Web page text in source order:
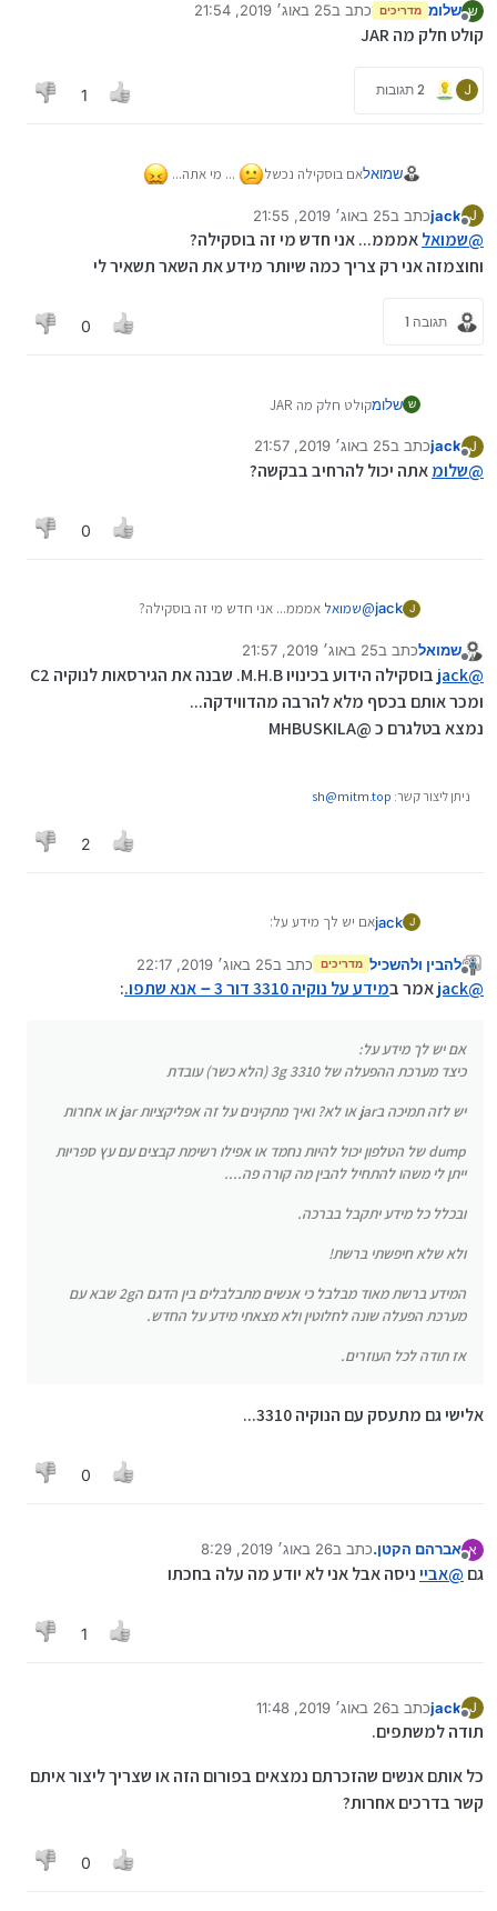
ש
מנותק
שלומ מדריכים כתב ב25 באוג׳ 2019, 21:54
נערך לאחרונה על ידי
קולט חלק מה JAR
J 2 תגובות 1
שמואלאם בוסקילה נכשל ... מי אתה...
J
jackכתב ב25 באוג׳ 2019, 21:55
נערך לאחרונה על ידי
@שמואלאמממ... אני חדש מי זה בוסקילה?
וחוצמזה אני רק צריך כמה שיותר מידע את השאר תשאיר לי
תגובה 1 0
ש שלומקולט חלק מה JAR
J
מנותק
jackכתב ב25 באוג׳ 2019, 21:57
נערך לאחרונה על ידי
@שלומאתה יכול להרחיב בבקשה?
0
J
jack
@שמואל אמממ... אני חדש מי זה בוסקילה?
מנותק
שמואלכתב ב25 באוג׳ 2019, 21:57
נערך לאחרונה על ידי שמואל
@
jack
בוסקילה הידוע בכינויו M.H.B. שבנה את הגירסאות לנוקיה C2
ומכר אותם בכסף מלא להרבה מהדווידקה...
נמצא בטלגרם כ @MHBUSKILA
ניתן ליצור קשר: sh@mitm.top
2
J
jackאם יש לך מידע על:
או אחרות
ובכלל כל מידע יתקבל בברכה.
שבא עם מערכת הפעלה שונה לחלוטין ולא מצאתי מידע על
החדש.
אז תודה לכל העוזרים.
מנותק
להבין ולהשכיל מדריכים כתב ב25 באוג׳ 2019, 22:17
נערך לאחרונה על ידי
@
jackאמר במידע על נוקיה 3310 דור 3－אנא שתפו. :
אם יש לך מידע על:
כיצד מערכת ההפעלה של 3310 3g (הלא כשר) עובדת
יש לזה תמיכה בjar או לא? ואיך מתקינים על זה אפליקציות jar או אחרות
dump של הטלפון יכול להיות נחמד או אפילו רשימת קבצים עם עץ ספריות
ייתן לי משהו להתחיל להבין מה קורה פה....
ובכלל כל מידע יתקבל בברכה.
ולא שלא חיפשתי ברשת!
המידע ברשת מאוד מבלבל כי אנשים מתבלבלים בין הדגם ה2g שבא עם
מערכת הפעלה שונה לחלוטין ולא מצאתי מידע על החדש.
אז תודה לכל העוזרים.
אלישי גם מתעסק עם הנוקיה 3310...
0
א
מנותק
אברהם הקטן.כתב ב26 באוג׳ 2019, 8:29
נערך לאחרונה על ידי אברהם הקטן.
גם @אבייניסה אבל אני לא יודע מה עלה בחכתו
1
J
מנותק
jackכתב ב26 באוג׳ 2019, 11:48
נערך לאחרונה על ידי
תודה למשתפים.
כל אותם אנשים שהזכרתם נמצאים בפורום הזה או שצריך ליצור איתם
קשר בדרכים אחרות?
0